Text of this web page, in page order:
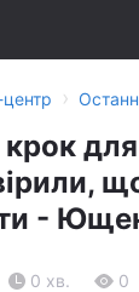
›
-
0 хв. 0